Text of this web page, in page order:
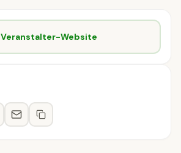
Veranstalter-Website